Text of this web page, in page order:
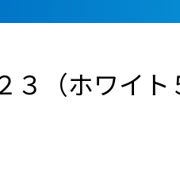
３（ホワイ